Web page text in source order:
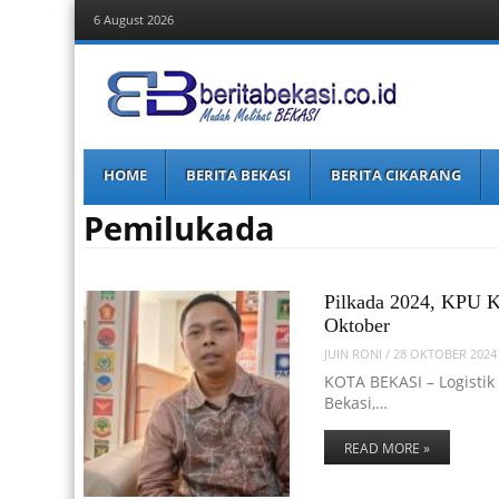
6 August 2026
Berita Bekasi
Mudah Melihat Bekasi
Menu
content
HOME BERITA BEKASI BERITA CIKARANG
Pemilukada
Pilkada 2024, KPU
Oktober
JUIN RONI / 28 OKTOBER 2024
KOTA BEKASI –
Bekasi,…
READ MORE »